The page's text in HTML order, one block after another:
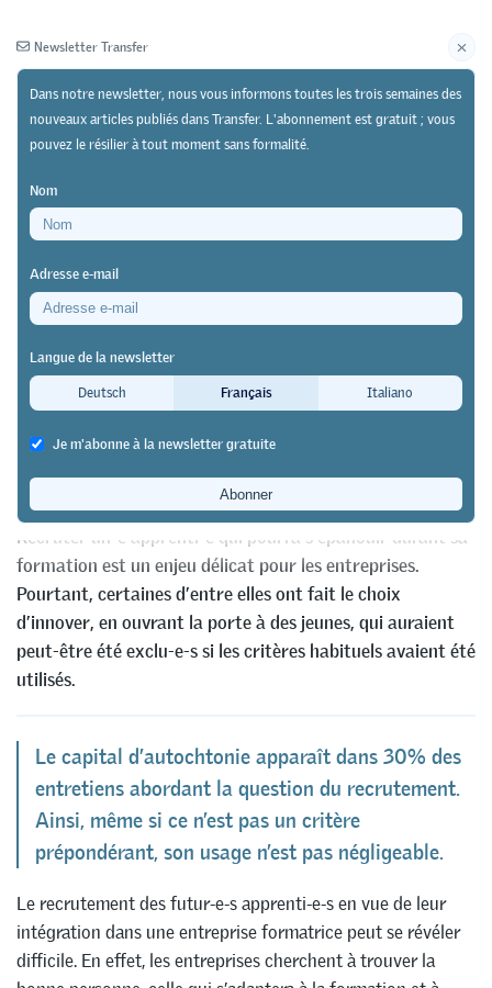
Newsletter Archives
11/10/21
Recrutement des apprentis
Quand «être du coin» permet
d’accéder à une place
d’apprentissage
Barbara Duc
Recruter un-e apprenti-e qui pourra s’épanouir durant sa
formation est un enjeu délicat pour les entreprises.
Pourtant, certaines d’entre elles ont fait le choix
d’innover, en ouvrant la porte à des jeunes, qui auraient
peut-être été exclu-e-s si les critères habituels avaient été
utilisés.
Le capital d’autochtonie apparaît dans 30% des
entretiens abordant la question du recrutement.
Ainsi, même si ce n’est pas un critère
prépondérant, son usage n’est pas négligeable.
Le recrutement des futur-e-s apprenti-e-s en vue de leur
intégration dans une entreprise formatrice peut se révéler
difficile. En effet, les entreprises cherchent à trouver la
Newsletter Transfer
Dans notre newsletter, nous vous informons toutes les trois semaines des
nouveaux articles publiés dans Transfer. L'abonnement est gratuit ; vous
pouvez le résilier à tout moment sans formalité.
Nom
Adresse e-mail
Langue de la newsletter
Deutsch
Français Italiano
Je m'abonne à la newsletter gratuite